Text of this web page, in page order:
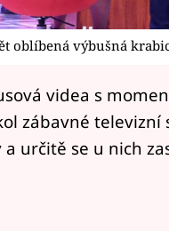
oblíbená výbušná
videa s
zábavné televizní
určitě se u nich